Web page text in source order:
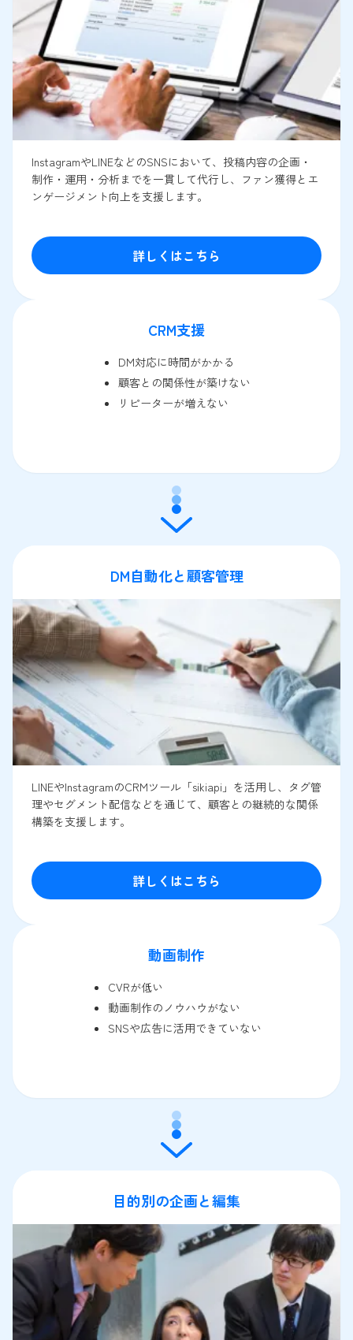
InstagramやLINEなどのSNSにおいて、投稿内容の企画・
制作・運用・分析までを一貫して代行し、ファン獲得とエ
ンゲージメント向上を支援します。
詳しくはこちら
CRM支援
DM対応に時間がかかる
顧客との関係性が築けない
リピーターが増えない
DM自動化と顧客管理
LINEやInstagramのCRMツール「sikiapi」を活用し、タグ管
理やセグメント配信などを通じて、顧客との継続的な関係
構築を支援します。
詳しくはこちら
動画制作
CVRが低い
動画制作のノウハウがない
SNSや広告に活用できていない
目的別の企画と編集